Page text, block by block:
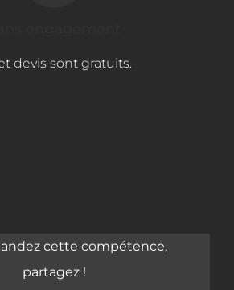
devis sont gratuits.
cette compétence,
partagez !